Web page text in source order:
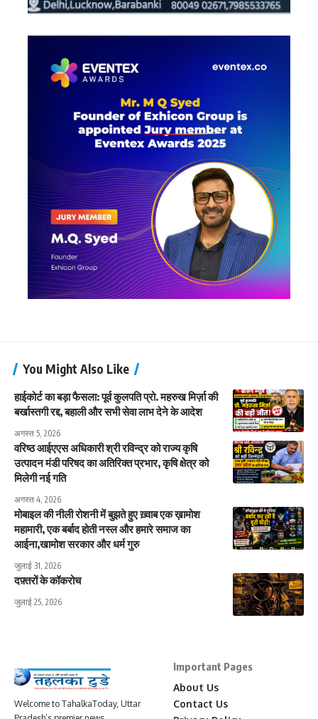
You Might Also Like
हाईकोर्ट का बड़ा फैसला: पूर्व कुलपति प्रो. महरुख मिर्ज़ा की
बर्खास्तगी रद्द, बहाली और सभी सेवा लाभ देने के आदेश
अगस्त 5, 2026
वरिष्ठ आईएएस अधिकारी श्री रविन्द्र को राज्य कृषि
उत्पादन मंडी परिषद का अतिरिक्त प्रभार, कृषि क्षेत्र को
मिलेगी नई गति
अगस्त 4, 2026
मोबाइल की नीली रोशनी में बुझते हुए ख़्वाब एक ख़ामोश
महामारी, एक बर्बाद होती नस्ल और हमारे समाज का
आईना,खामोश सरकार और धर्म गुरु
जुलाई 31, 2026
दफ़्तरों के कॉकरोच
जुलाई 25, 2026
Welcome to TahalkaToday, Uttar
Important Pages
About Us
Contact Us